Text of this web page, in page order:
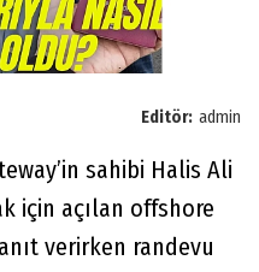
Editör: admin
sahibi Halis Ali
için açılan offshore
verirken randevu